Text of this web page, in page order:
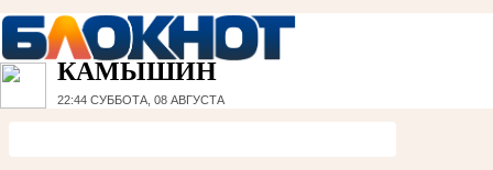
КАМЫШИН
22:44 СУББОТА, 08 АВГУСТА